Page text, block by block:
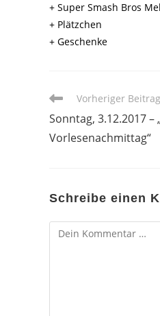
+ Super Smash Bros
+ Plätzchen
+ Geschenke
Weitere
ansehen
Vorheriger Beitrag
Sonntag, 3.12.2017
Vorlesenachmittag“
Schreibe einen
Kommentar